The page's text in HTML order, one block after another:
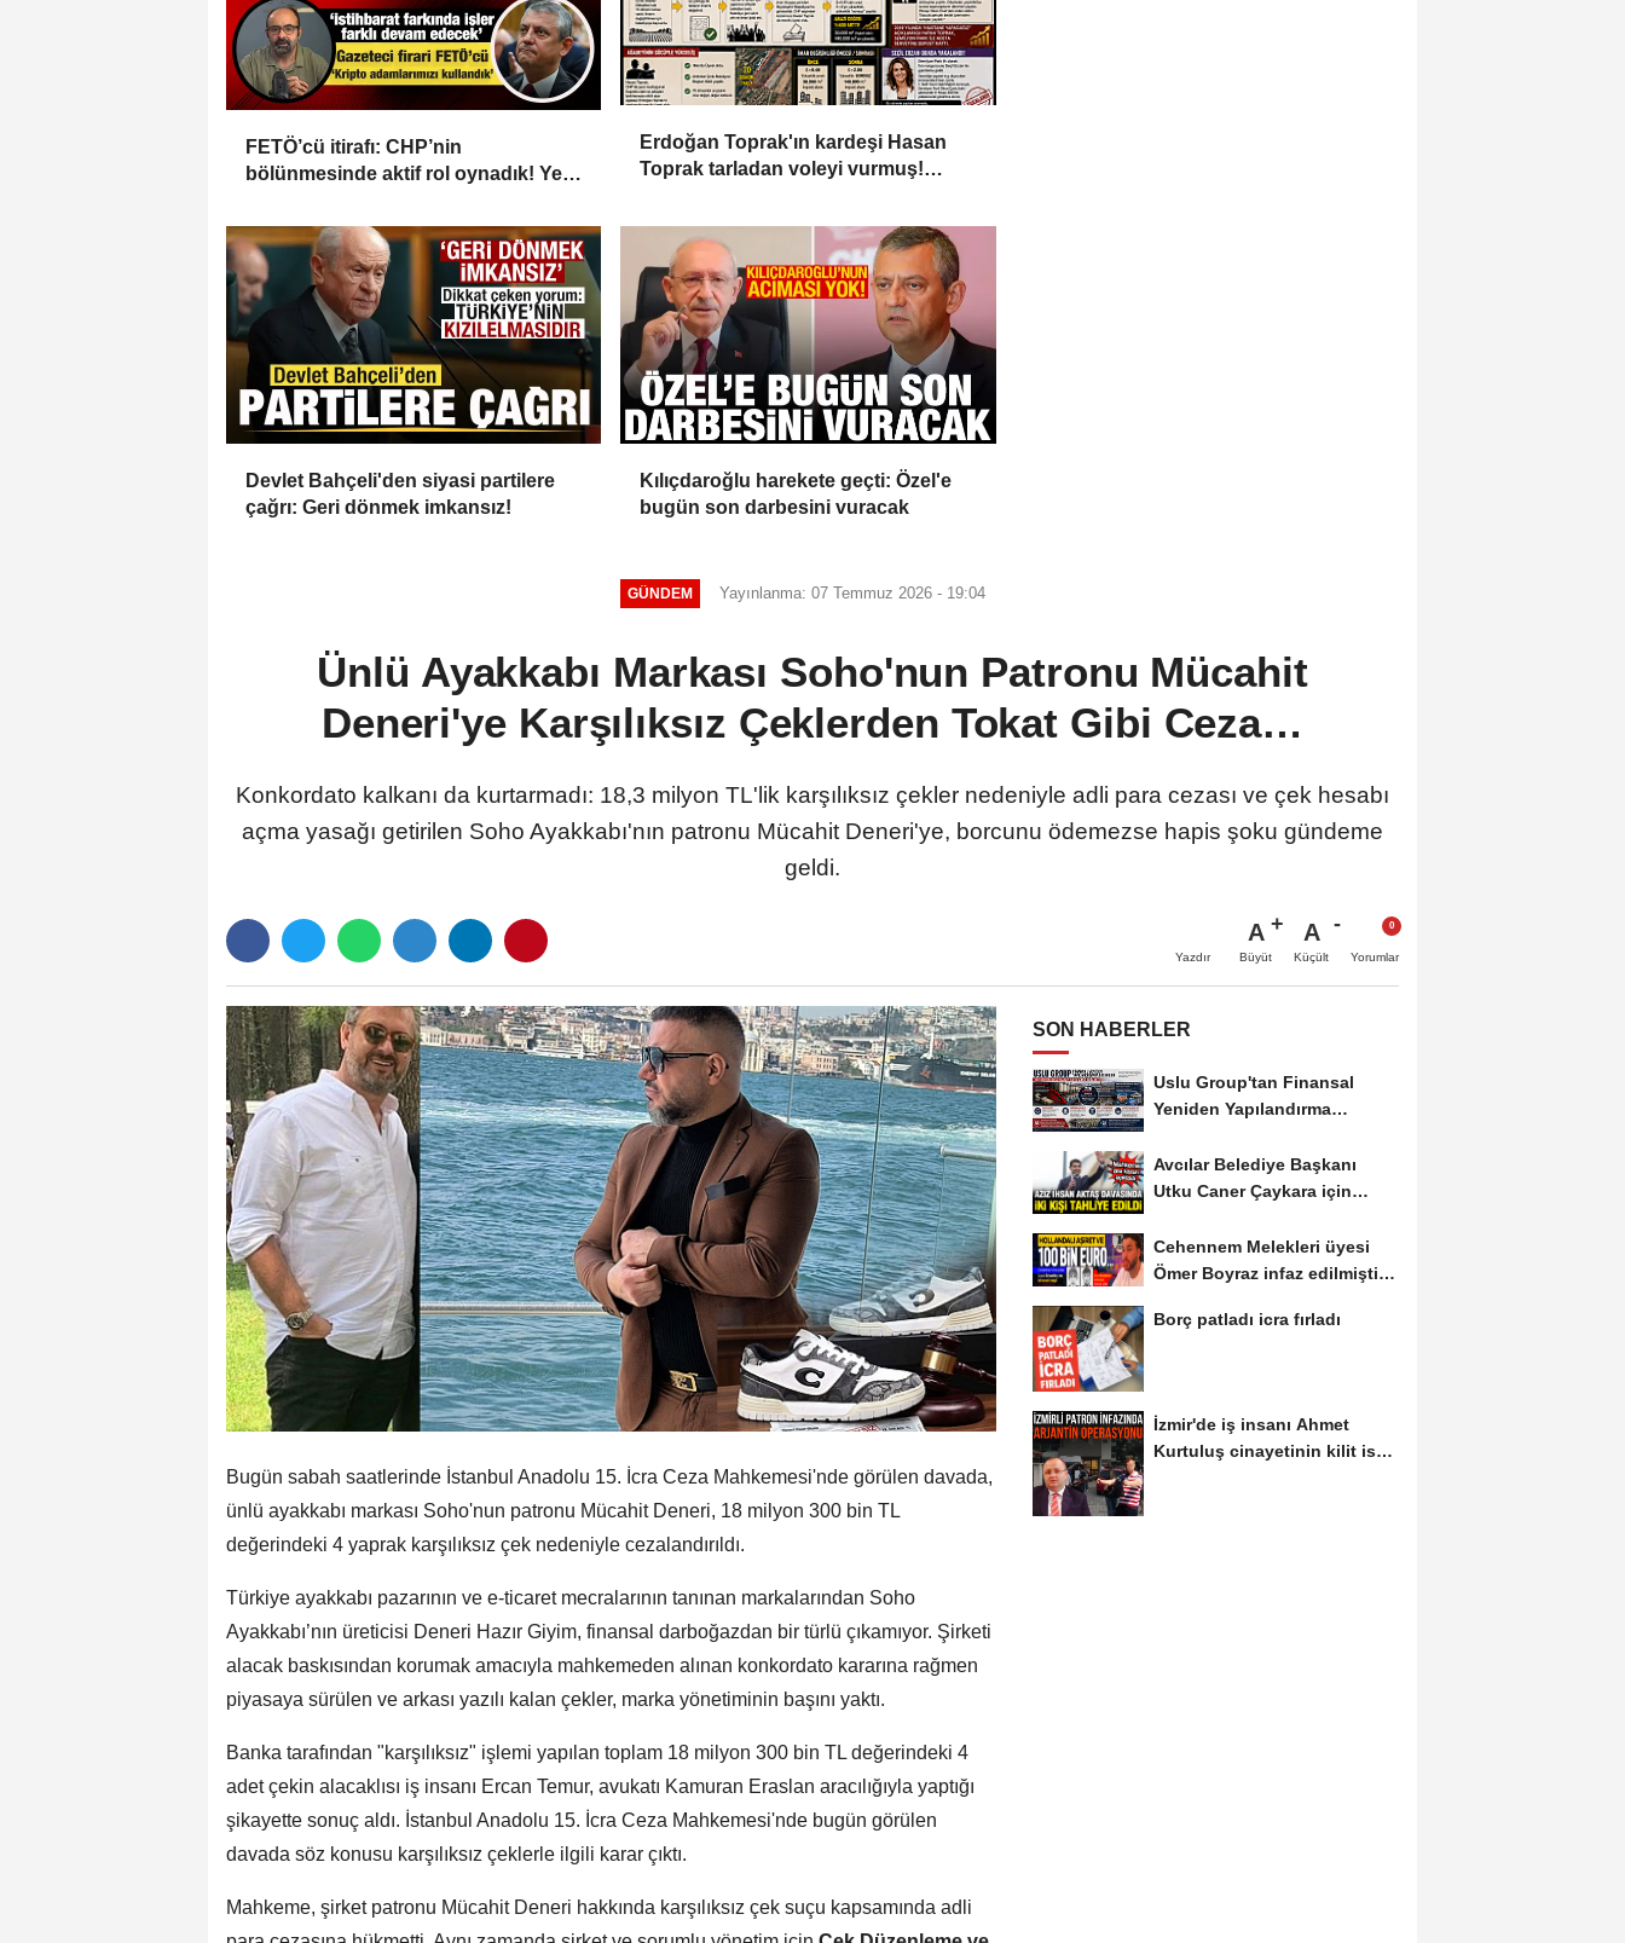
FETÖ’cü itirafı: CHP’nin
bölünmesinde aktif rol oynadık! Yeni
Erdoğan Toprak'ın kardeşi Hasan
Toprak tarladan voleyi vurmuş!
Devlet Bahçeli'den siyasi partilere
çağrı: Geri dönmek imkansız!
Kılıçdaroğlu harekete geçti: Özel'e
bugün son darbesini vuracak
GÜNDEM Yayınlanma: 07 Temmuz 2026 - 19:04
Ünlü Ayakkabı Markası Soho'nun Patronu Mücahit
Deneri'ye Karşılıksız Çeklerden Tokat Gibi Ceza…
Konkordato kalkanı da kurtarmadı: 18,3 milyon TL'lik karşılıksız çekler nedeniyle adli para cezası ve çek hesabı
açma yasağı getirilen Soho Ayakkabı'nın patronu Mücahit Deneri'ye, borcunu ödemezse hapis şoku gündeme
geldi.
Yazdır
A
Büyüt
A
Küçült Yorumlar
Bugün sabah saatlerinde İstanbul Anadolu 15. İcra Ceza Mahkemesi'nde görülen davada,
ünlü ayakkabı markası Soho'nun patronu Mücahit Deneri, 18 milyon 300 bin TL
değerindeki 4 yaprak karşılıksız çek nedeniyle cezalandırıldı.
Türkiye ayakkabı pazarının ve e-ticaret mecralarının tanınan markalarından Soho
Ayakkabı’nın üreticisi Deneri Hazır Giyim, finansal darboğazdan bir türlü çıkamıyor. Şirketi
alacak baskısından korumak amacıyla mahkemeden alınan konkordato kararına rağmen
piyasaya sürülen ve arkası yazılı kalan çekler, marka yönetiminin başını yaktı.
Banka tarafından "karşılıksız" işlemi yapılan toplam 18 milyon 300 bin TL değerindeki 4
adet çekin alacaklısı iş insanı Ercan Temur, avukatı Kamuran Eraslan aracılığıyla yaptığı
şikayette sonuç aldı. İstanbul Anadolu 15. İcra Ceza Mahkemesi'nde bugün görülen
davada söz konusu karşılıksız çeklerle ilgili karar çıktı.
Mahkeme, şirket patronu Mücahit Deneri hakkında karşılıksız çek suçu kapsamında adli
SON HABERLER
Uslu Group'tan Finansal
Yeniden Yapılandırma
Avcılar Belediye Başkanı
Utku Caner Çaykara için
Cehennem Melekleri üyesi
Ömer Boyraz infaz edilmişti!
Borç patladı icra fırladı
İzmir'de iş insanı Ahmet
Kurtuluş cinayetinin kilit ismi